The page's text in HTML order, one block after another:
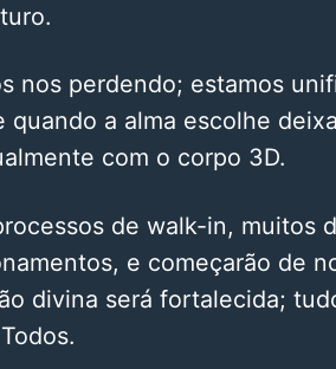
nos perdendo; estamos
quando a alma escolhe
com o corpo 3D.
de walk-in, muitos
e começarão de
divina será fortalecida;